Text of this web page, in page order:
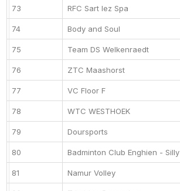
73 RFC Sart lez Spa
74 Body and Soul
75 Team DS Welkenraedt
76 ZTC Maashorst
77 VC Floor F
78 WTC WESTHOEK
79 Doursports
80 Badminton Club Enghien - Silly
81 Namur Volley